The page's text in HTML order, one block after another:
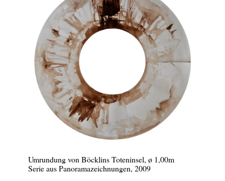
Umrundung von Böcklins Toteninsel, ø 1,00m
Serie aus Panoramazeichnungen, 2009